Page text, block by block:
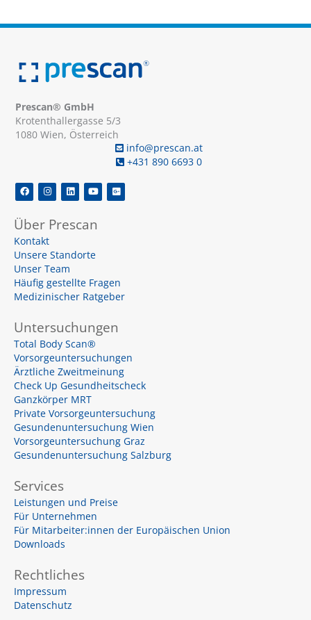
Prescan® GmbH
Krotenthallergasse 5/3
1080 Wien, Österreich
info@prescan.at
+431 890 6693 0
F
a
c
b
o
o
I
n
s
a
g
r
a
m
L
i
n
e
d
Y
o
u
u
b
G
o
o
-
s
q
r
Über Prescan
Kontakt
Unsere Standorte
Unser Team
Häufig gestellte Fragen
Medizinischer Ratgeber
Untersuchungen
Total Body Scan®
Vorsorgeuntersuchungen
Ärztliche Zweitmeinung
Check Up Gesundheitscheck
Ganzkörper MRT
Private Vorsorgeuntersuchung
Gesundenuntersuchung Wien
Vorsorgeuntersuchung Graz
Gesundenuntersuchung Salzburg
Services
Leistungen und Preise
Für Unternehmen
Für Mitarbeiter:innen der Europäischen Union
Downloads
Rechtliches
Impressum
Datenschutz